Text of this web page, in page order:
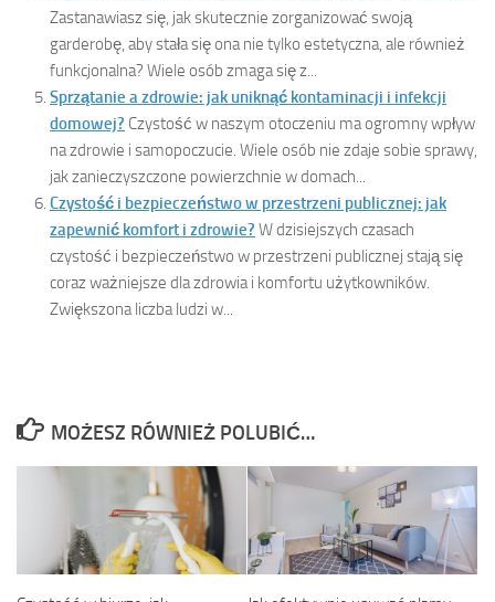
Zastanawiasz się, jak skutecznie zorganizować swoją
garderobę, aby stała się ona nie tylko estetyczna, ale również
funkcjonalna? Wiele osób zmaga się z...
Sprzątanie a zdrowie: jak uniknąć kontaminacji i infekcji
domowej? Czystość w naszym otoczeniu ma ogromny wpływ
na zdrowie i samopoczucie. Wiele osób nie zdaje sobie sprawy,
jak zanieczyszczone powierzchnie w domach...
Czystość i bezpieczeństwo w przestrzeni publicznej: jak
zapewnić komfort i zdrowie? W dzisiejszych czasach
czystość i bezpieczeństwo w przestrzeni publicznej stają się
coraz ważniejsze dla zdrowia i komfortu użytkowników.
Zwiększona liczba ludzi w...
MOŻESZ RÓWNIEŻ POLUBIĆ…